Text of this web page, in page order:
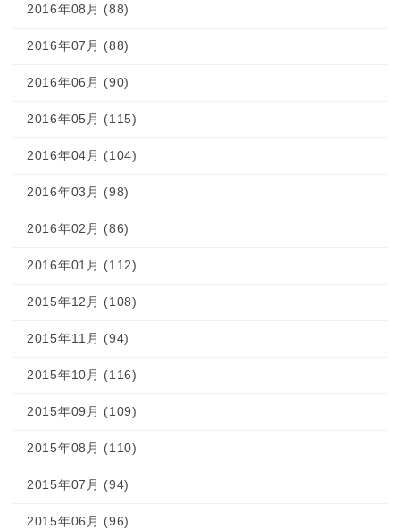
2016年08月 (88)
2016年07月 (88)
2016年06月 (90)
2016年05月 (115)
2016年04月 (104)
2016年03月 (98)
2016年02月 (86)
2016年01月 (112)
2015年12月 (108)
2015年11月 (94)
2015年10月 (116)
2015年09月 (109)
2015年08月 (110)
2015年07月 (94)
2015年06月 (96)